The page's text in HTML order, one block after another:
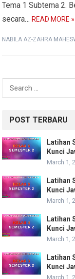
Tema 1 Subtema 2.
secara…READ MORE »
NABILA AZ-ZAHRA
Search
for:
POST TERBARU
Latihan
Kunci
March 1,
Latihan
Kunci
March 1,
Latihan
Kunci
March 1,
Latihan
Kunci
March 1,